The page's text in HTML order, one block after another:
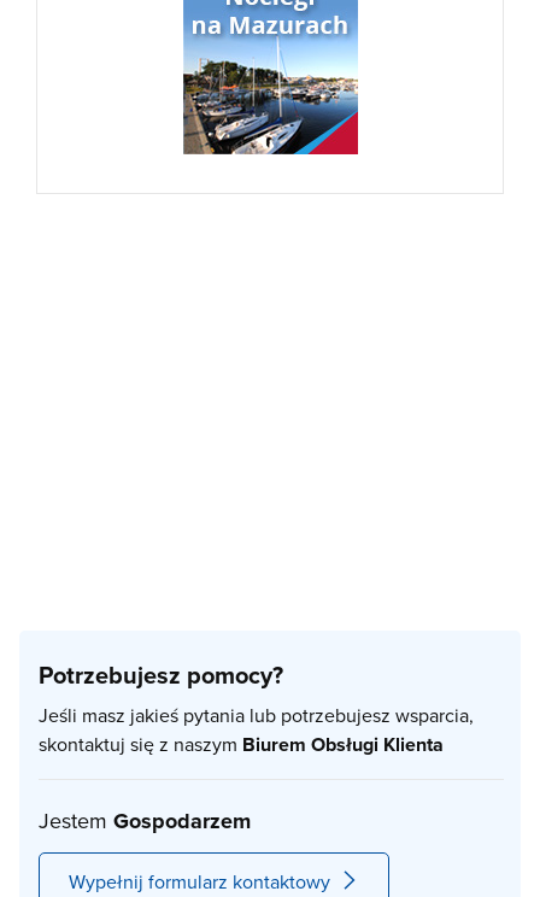
Potrzebujesz pomocy?
Jeśli masz jakieś pytania lub potrzebujesz wsparcia,
skontaktuj się z naszym Biurem Obsługi Klienta
Jestem Gospodarzem
Wypełnij formularz kontaktowy